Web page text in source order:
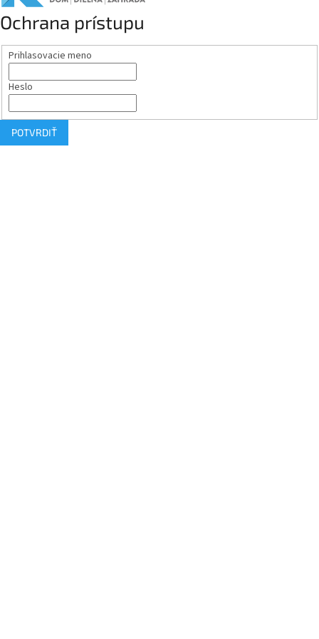
Ochrana prístupu
Prihlasovacie meno
Heslo
POTVRDIŤ